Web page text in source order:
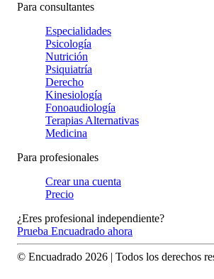
Para consultantes
Especialidades
Psicología
Nutrición
Psiquiatría
Derecho
Kinesiología
Fonoaudiología
Terapias Alternativas
Medicina
Para profesionales
Crear una cuenta
Precio
¿Eres profesional independiente?
Prueba Encuadrado ahora
© Encuadrado 2026 | Todos los derechos